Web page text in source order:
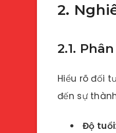
2.
2.1.
Hiểu rõ đối
đến sự
Độ tuổi